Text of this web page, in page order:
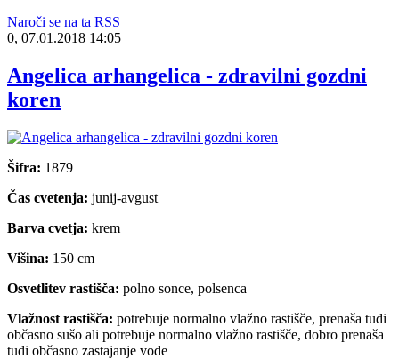
Naroči se na ta RSS
0, 07.01.2018 14:05
Angelica arhangelica - zdravilni gozdni
koren
Šifra: 1879
Čas cvetenja: junij-avgust
Barva cvetja: krem
Višina: 150 cm
Osvetlitev rastišča: polno sonce, polsenca
Vlažnost rastišča: potrebuje normalno vlažno rastišče, prenaša tudi
občasno sušo ali potrebuje normalno vlažno rastišče, dobro prenaša
tudi občasno zastajanje vode